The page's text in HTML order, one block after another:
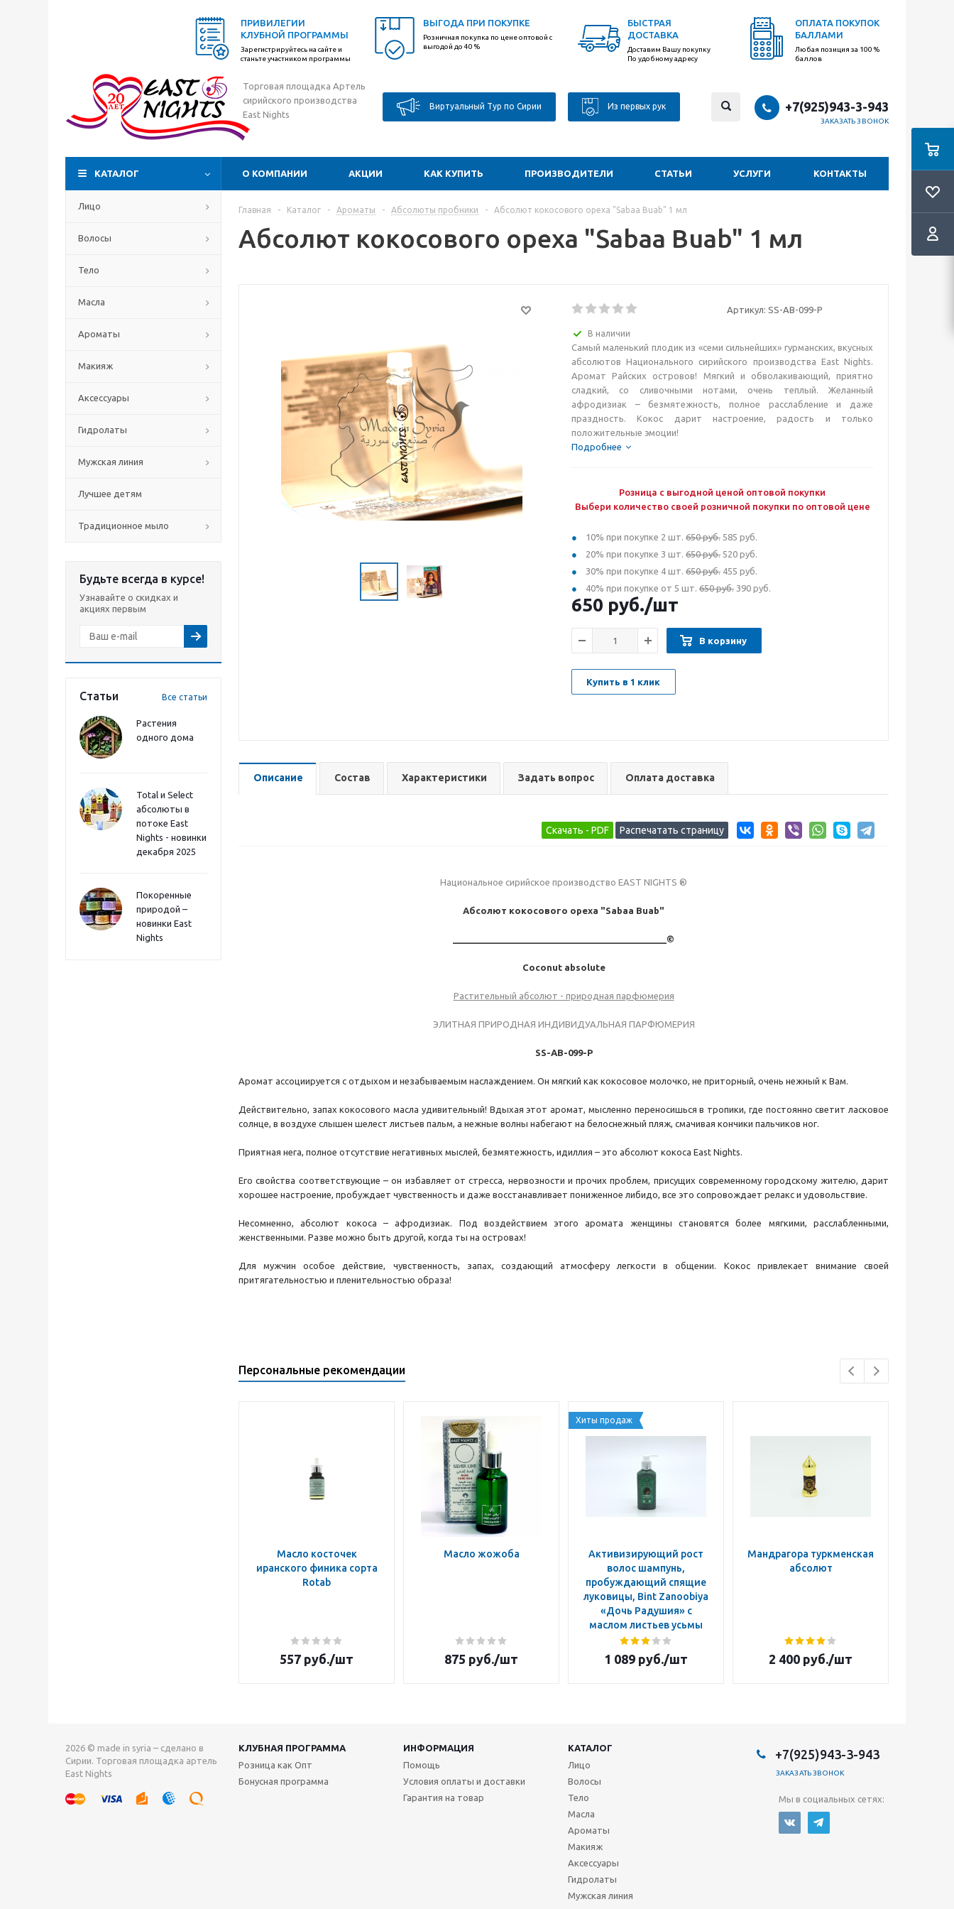
ПРИВИЛЕГИИ
КЛУБНОЙ ПРОГРАММЫ
Зарегистрируйтесь на сайте и
станьте участником программы
ВЫГОДА ПРИ ПОКУПКЕ
Розничная покупка по цене оптовой с
выгодой до 40 %
БЫСТРАЯ
ДОСТАВКА
Доставим Вашу покупку
По удобному адресу
ОПЛАТА ПОКУПОК
БАЛЛАМИ
Любая позиция за 100 %
баллов
Торговая площадка Артель
сирийского производства
East Nights
Виртуальный Тур по Сирии Из первых рук +7(925)943-3-943
ЗАКАЗАТЬ ЗВОНОК
КАТАЛОГ О КОМПАНИИ АКЦИИ КАК КУПИТЬ ПРОИЗВОДИТЕЛИ СТАТЬИ УСЛУГИ КОНТАКТЫ
Лицо
Волосы
Тело
Масла
Ароматы
Макияж
Аксессуары
Гидролаты
Мужская линия
Лучшее детям
Традиционное мыло
Будьте всегда в курсе!
Узнавайте о скидках и
акциях первым
Статьи Все статьи
Растения
одного дома
Total и Select
абсолюты в
потоке East
Nights - новинки
декабря 2025
Покоренные
природой –
новинки East
Nights
Главная - Каталог - Ароматы - Абсолюты пробники - Абсолют кокосового ореха "Sabaa Buab" 1 мл
Абсолют кокосового ореха "Sabaa Buab" 1 мл
Артикул: SS-AB-099-P
В наличии
Самый маленький плодик из «семи сильнейших» гурманских, вкусных
абсолютов Национального сирийского производства East Nights.
Аромат Райских островов! Мягкий и обволакивающий, приятно
сладкий, со сливочными нотами, очень теплый. Желанный
афродизиак – безмятежность, полное расслабление и даже
праздность. Кокос дарит настроение, радость и только
положительные эмоции!
Подробнее
Розница с выгодной ценой оптовой покупки
Выбери количество своей розничной покупки по оптовой цене
10% при покупке 2 шт. 650 руб. 585 руб.
20% при покупке 3 шт. 650 руб. 520 руб.
30% при покупке 4 шт. 650 руб. 455 руб.
40% при покупке от 5 шт. 650 руб. 390 руб.
650 руб./шт
В корзину
Купить в 1 клик
Описание Состав Характеристики Задать вопрос Оплата доставка
Национальное сирийское производство EAST NIGHTS ®
Абсолют кокосового ореха "Sabaa Buab"
___________________________________________©
Coconutabsolute
Растительный абсолют - природная парфюмерия
ЭЛИТНАЯ ПРИРОДНАЯ ИНДИВИДУАЛЬНАЯ ПАРФЮМЕРИЯ
SS-AB-099-P
Аромат ассоциируется с отдыхом и незабываемым наслаждением. Он мягкий как кокосовое молочко, не приторный, очень нежный к Вам.
Действительно, запах кокосового масла удивительный! Вдыхая этот аромат, мысленно переносишься в тропики, где постоянно светит ласковое
солнце, в воздухе слышен шелест листьев пальм, а нежные волны набегают на белоснежный пляж, смачивая кончики пальчиков ног.
Приятная нега, полное отсутствие негативных мыслей, безмятежность, идиллия – это абсолют кокоса East Nights.
Его свойства соответствующие – он избавляет от стресса, нервозности и прочих проблем, присущих современному городскому жителю, дарит
хорошее настроение, пробуждает чувственность и даже восстанавливает пониженное либидо, все это сопровождает релакс и удовольствие.
Несомненно, абсолют кокоса – афродизиак. Под воздействием этого аромата женщины становятся более мягкими, расслабленными,
женственными. Разве можно быть другой, когда ты на островах!
Для мужчин особое действие, чувственность, запах, создающий атмосферу легкости в общении. Кокос привлекает внимание своей
притягательностью и пленительностью образа!
Персональные рекомендации
Масло косточек
иранского финика сорта
Rotab
557 руб./шт
Масло жожоба
875 руб./шт
Хиты продаж
Активизирующий рост
волос шампунь,
пробуждающий спящие
луковицы, Bint Zanoobiya
«Дочь Радушия» с
маслом листьев усьмы
1 089 руб./шт
Мандрагора туркменская
абсолют
2 400 руб./шт
2026 © made in syria – сделано в
Сирии. Торговая площадка артель
East Nights
КЛУБНАЯ ПРОГРАММА ИНФОРМАЦИЯ
КАТАЛОГ
Розница как Опт
Бонусная программа
Помощь
Условия оплаты и доставки
Гарантия на товар
Лицо
Волосы
Тело
Масла
Ароматы
Макияж
Аксессуары
Гидролаты
Мужская линия
+7(925)943-3-943
ЗАКАЗАТЬ ЗВОНОК
Мы в социальных сетях: